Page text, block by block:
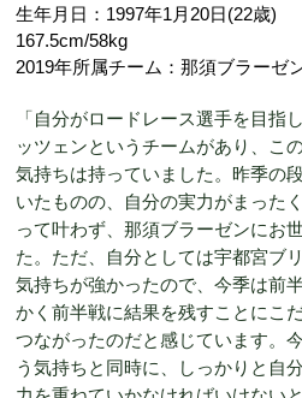
生年月日：1997年1月20日(22歳)
167.5cm/58kg
2019年所属チーム：那須ブラーゼ
「自分がロードレース選手を目指
ッツェンというチームがあり、こ
気持ちは持っていました。昨季の
いたものの、自分の実力がまった
って叶わず、那須ブラーゼンにお
た。ただ、自分としては宇都宮ブ
気持ちが強かったので、今季は前
かく前半戦に結果を残すことにこ
つながったのだと感じています。
う気持ちと同時に、しっかりと自